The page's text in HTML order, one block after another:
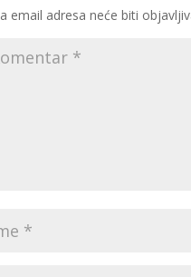
email adresa neće biti